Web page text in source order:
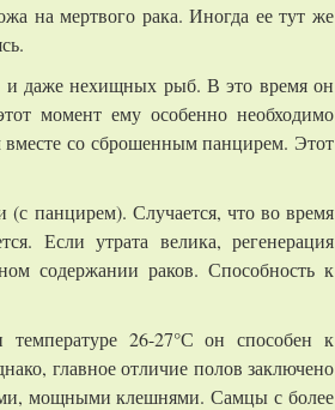
на мертвого рака. Иногда ее тут же
и даже нехищных рыб. В это время он
момент ему особенно необходимо
вместе со сброшенным панцирем. Этот
панцирем). Случается, что во время
Если утрата велика, регенерация
содержании раков. Способность к
26-27°С он способен к
главное отличие полов заключено
мощными клешнями. Самцы с более